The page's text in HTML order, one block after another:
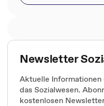
Newsletter
Aktuelle
das Sozialwesen.
kostenlosen